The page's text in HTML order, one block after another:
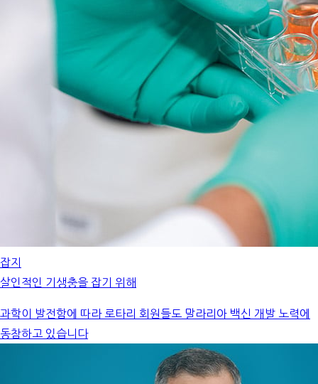
잡지
살인적인 기생충을 잡기 위해
과학이 발전함에 따라 로타리 회원들도 말라리아 백신 개발 노력에
동참하고 있습니다